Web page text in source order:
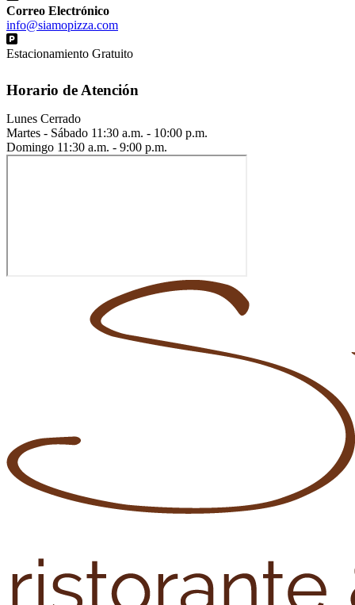
Correo Electrónico
info@siamopizza.com
Estacionamiento Gratuito
Horario de Atención
Lunes Cerrado
Martes - Sábado 11:30 a.m. - 10:00 p.m.
Domingo 11:30 a.m. - 9:00 p.m.